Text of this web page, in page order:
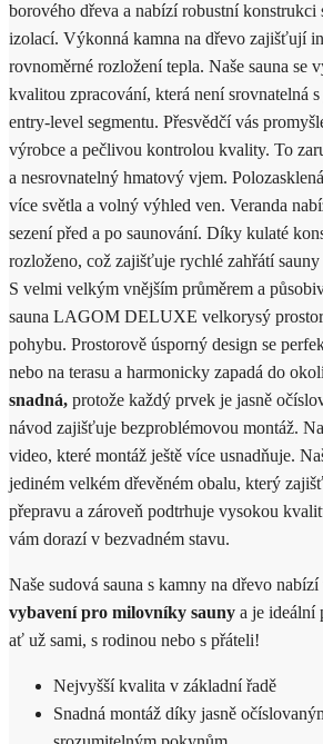
borového dřeva a nabízí robustní konstrukci
izolací. Výkonná kamna na dřevo zajišťují
rovnoměrné rozložení tepla. Naše sauna se
kvalitou zpracování, která není srovnatelná
entry-level segmentu. Přesvědčí vás
výrobce a pečlivou kontrolou kvality. To
a nesrovnatelný hmatový vjem.
více světla a volný výhled ven. Veranda
sezení před a po saunování. Díky kulaté
rozloženo, což zajišťuje rychlé zahřátí
S velmi velkým vnějším průměrem a
sauna LAGOM DELUXE velkorysý
pohybu. Prostorově úsporný design se
nebo na terasu a harmonicky zapadá do
snadná, protože každý prvek je jasně
návod zajišťuje bezproblémovou montáž.
video, které montáž ještě více usnadňuje.
jediném velkém dřevěném obalu, který
přepravu a zároveň podtrhuje vysokou
vám dorazí v bezvadném stavu.
Naše sudová sauna s kamny na dřevo nabízí
vybavení pro milovníky sauny a je ideální
ať už sami, s rodinou nebo s přáteli!
Nejvyšší kvalita v základní řadě
Snadná montáž díky jasně